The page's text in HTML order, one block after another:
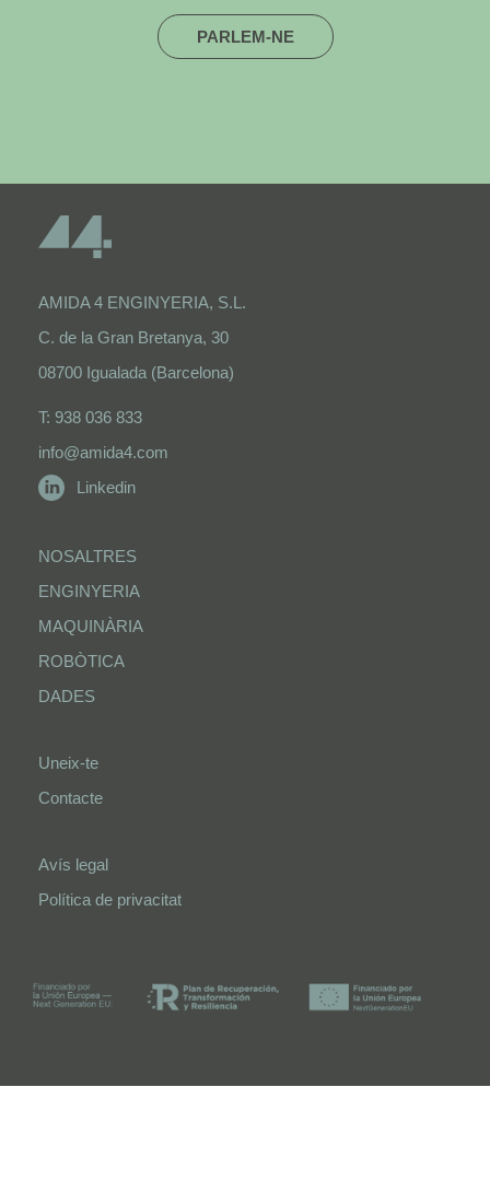
PARLEM-NE
AMIDA 4 ENGINYERIA, S.L.
C. de la Gran Bretanya, 30
08700 Igualada (Barcelona)
T: 938 036 833
info@amida4.com
Linkedin
NOSALTRES
ENGINYERIA
MAQUINÀRIA
ROBÒTICA
DADES
Uneix-te
Contacte
Avís legal
Política de privacitat